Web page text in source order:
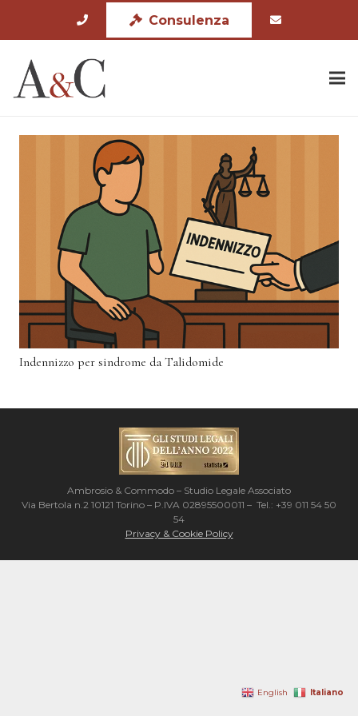
Consulenza
Indennizzo per sindrome da Talidomide
Ambrosio & Commodo – Studio Legale Associato
Via Bertola n.2 10121 Torino – P.IVA 02895500011 – Tel.: +39 011 54 50
54
Privacy & Cookie Policy
English Italiano